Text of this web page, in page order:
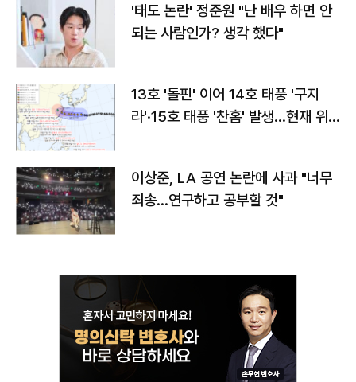
'태도 논란' 정준원 "난 배우 하면 안
되는 사람인가? 생각 했다"
13호 '돌핀' 이어 14호 태풍 '구지
라'·15호 태풍 '찬홈' 발생…현재 위
이상준, LA 공연 논란에 사과 "너무
죄송…연구하고 공부할 것"